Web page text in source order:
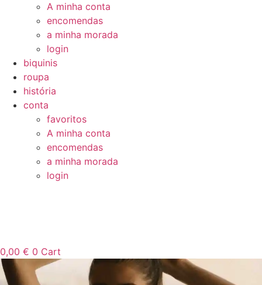
A minha conta
encomendas
a minha morada
login
biquinis
roupa
história
conta
favoritos
A minha conta
encomendas
a minha morada
login
0,00 € 0 Cart